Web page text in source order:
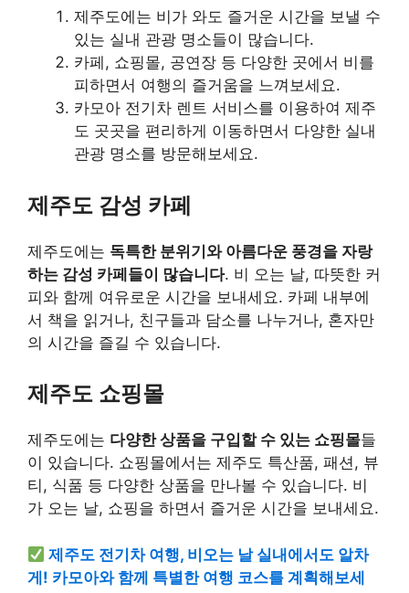
제주도에는 비가 와도 즐거운 시간을 보낼 수
있는 실내 관광 명소들이 많습니다.
카페, 쇼핑몰, 공연장 등 다양한 곳에서 비를
피하면서 여행의 즐거움을 느껴보세요.
카모아 전기차 렌트 서비스를 이용하여 제주
도 곳곳을 편리하게 이동하면서 다양한 실내
관광 명소를 방문해보세요.
제주도 감성 카페
제주도에는 독특한 분위기와 아름다운 풍경을 자랑
하는 감성 카페들이 많습니다. 비 오는 날, 따뜻한 커
피와 함께 여유로운 시간을 보내세요. 카페 내부에
서 책을 읽거나, 친구들과 담소를 나누거나, 혼자만
의 시간을 즐길 수 있습니다.
제주도 쇼핑몰
제주도에는 다양한 상품을 구입할 수 있는 쇼핑몰들
이 있습니다. 쇼핑몰에서는 제주도 특산품, 패션, 뷰
티, 식품 등 다양한 상품을 만나볼 수 있습니다. 비
가 오는 날, 쇼핑을 하면서 즐거운 시간을 보내세요.
제주도 전기차 여행, 비오는 날 실내에서도 알차
게! 카모아와 함께 특별한 여행 코스를 계획해보세